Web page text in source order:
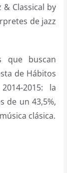
& Classical by
de jazz
que buscan
de Hábitos
2015: la
de un 43,5%,
clásica.